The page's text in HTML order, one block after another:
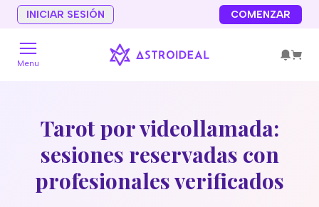
INICIAR SESIÓN COMENZAR
Menu
Tarot por videollamada:
sesiones reservadas con
profesionales verificados